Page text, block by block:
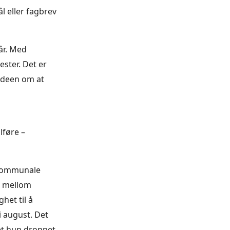
eller fagbrev
Med
Det er
om at
–
til å
august. Det